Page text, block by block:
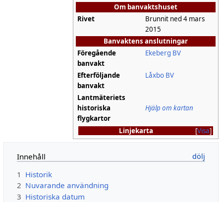
Om banvaktshuset
Rivet
Brunnit ned 4 mars
2015
Banvaktens anslutningar
Föregående
banvakt
Ekeberg BV
Efterföljande
banvakt
Låxbo BV
Lantmäteriets
historiska
flygkartor
Hjälp om kartan
Visa
Linjekarta
Innehåll
1 Historik
2 Nuvarande användning
3 Historiska datum